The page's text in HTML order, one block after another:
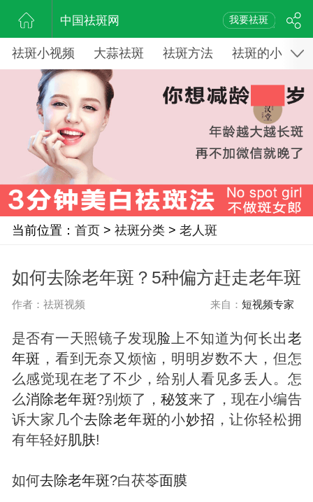
中国祛斑网 我要祛斑
祛斑小视频 大蒜祛斑 祛斑方法 祛斑的小窍门
当前位置： 首页> 祛斑分类> 老人斑
如何去除老年斑？5种偏方赶走老年斑
作者：祛斑视频 来自： 短视频专家
是否有一天照镜子发现脸 上不知道为何长出老
年斑 ，看到无奈又烦恼，明明岁数不大，但怎
么感觉现在老了不少，给别人看见多丢人。怎
么消除老年斑?别烦了， 秘笈来了，现在小编告
诉大家几个去除老年斑的小妙招 ，让你轻松拥
有年轻好肌肤!
如何去除老年斑?白茯苓面膜